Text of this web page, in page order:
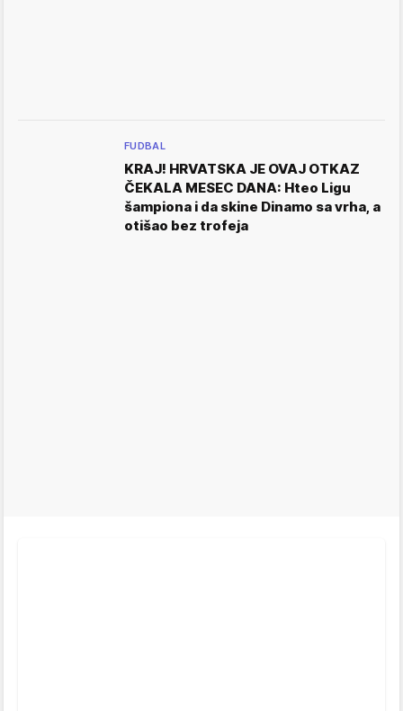
FUDBAL
KRAJ! HRVATSKA JE OVAJ OTKAZ
ČEKALA MESEC DANA: Hteo Ligu
šampiona i da skine Dinamo sa vrha, a
otišao bez trofeja